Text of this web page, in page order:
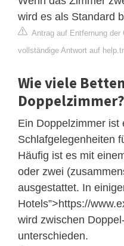
wird es als Standard
Antrag auf Entfernung der
vollständige Antwort auf
Wie viele
Doppelzimmer?
Ein Doppelzimmer ist
Schlafgelegenheiten
Häufig ist es mit
oder zwei
ausgestattet. In
Hotels”>https://
wird zwischen
unterschieden.